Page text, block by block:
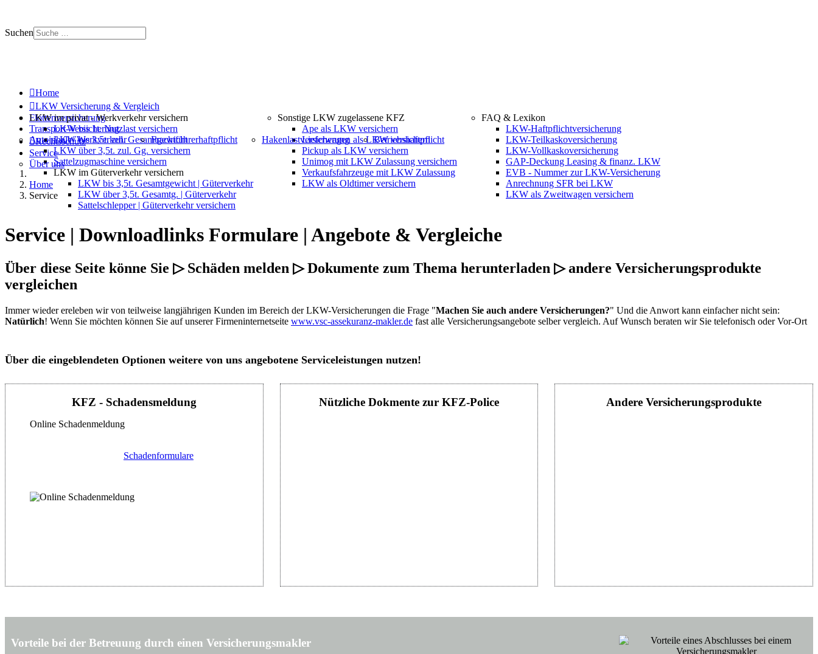
Suchen
Home
LKW Versicherung & Vergleich
LKW im privat - Werkverkehr versichern
LKW bis 1t. Nutzlast versichern
LKW bis 3,5t. zul. Gesamtgewicht
LKW über 3,5t. zul. Gg. versichern
Sattelzugmaschine versichern
LKW im Güterverkehr versichern
LKW bis 3,5t. Gesamtgewicht | Güterverkehr
LKW über 3,5t. Gesamtg. | Güterverkehr
Sattelschlepper | Güterverkehr versichern
Sonstige LKW zugelassene KFZ
Ape als LKW versichern
Lieferwagen als LKW versichern
Pickup als LKW versichern
Unimog mit LKW Zulassung versichern
Verkaufsfahrzeuge mit LKW Zulassung
LKW als Oldtimer versichern
FAQ & Lexikon
LKW-Haftpflichtversicherung
LKW-Teilkaskoversicherung
LKW-Vollkaskoversicherung
GAP-Deckung Leasing & finanz. LKW
EVB - Nummer zur LKW-Versicherung
Anrechnung SFR bei LKW
LKW als Zweitwagen versichern
Flottenversicherung
Transport-Versicherung
Autoinhalt | Werkverkehr
Frachtführerhaftpflicht Hakenlastversicherung Betriebshaftpflicht
Rechtsschutz
Service
Über uns
Home
Service
Service | Downloadlinks Formulare | Angebote & Vergleiche
Über diese Seite könne Sie ▷ Schäden melden ▷ Dokumente zum Thema herunterladen ▷ andere Versicherungsprodukte
vergleichen
Immer wieder ereleben wir von teilweise langjährigen Kunden im Bereich der LKW-Versicherungen die Frage "Machen Sie auch andere Versicherungen?" Und die Anwort kann einfacher nicht sein:
Natürlich! Wenn Sie möchten können Sie auf unserer Firmeninternetseite www.vsc-assekuranz-makler.de fast alle Versicherungsangebote selber vergleich. Auf Wunsch beraten wir Sie telefonisch oder Vor-Ort
Über die eingeblendeten Optionen weitere von uns angebotene Serviceleistungen nutzen!
KFZ - Schadensmeldung
Online Schadenmeldung
Schadenformulare
Nützliche Dokmente zur KFZ-Police Andere Versicherungsprodukte
Vorteile bei der Betreuung durch einen Versicherungsmakler